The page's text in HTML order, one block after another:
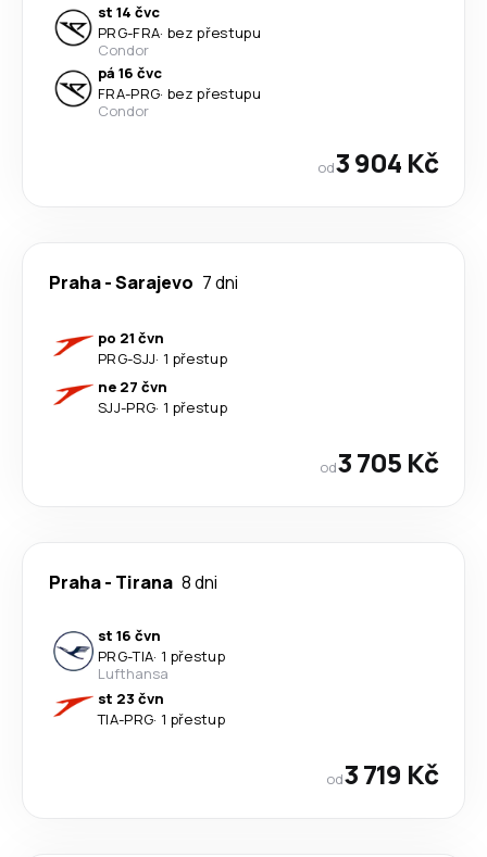
st 14 čvc
PRG-FRA· bez přestupu
Condor
pá 16 čvc
FRA-PRG· bez přestupu
Condor
od3 904 Kč
Praha-Sarajevo 7 dni
po 21 čvn
PRG-SJJ· 1 přestup
ne 27 čvn
SJJ-PRG· 1 přestup
od3 705 Kč
Praha- Tirana 8 dni
st 16 čvn
PRG-TIA· 1 přestup
Lufthansa
st 23 čvn
TIA-PRG· 1 přestup
od3 719 Kč